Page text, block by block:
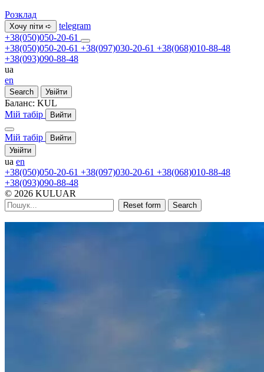
Розклад
Хочу піти ➪
telegram
+38(050)050-20-61
+38(050)050-20-61 +38(097)030-20-61 +38(068)010-88-48
+38(093)090-88-48
ua
en
Search Увійти
Баланс: KUL
Мій табір
Вийти
Мій табір
Вийти
Увійти
ua en
+38(050)050-20-61 +38(097)030-20-61 +38(068)010-88-48
+38(093)090-88-48
© 2026 KULUAR
Reset form Search